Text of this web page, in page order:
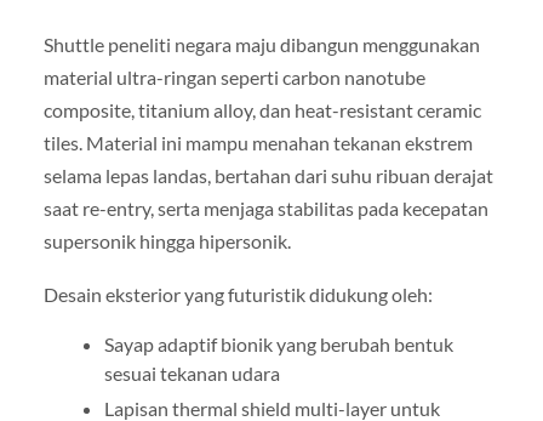
Shuttle peneliti negara maju dibangun menggunakan
material ultra-ringan seperti carbon nanotube
composite, titanium alloy, dan heat-resistant ceramic
tiles. Material ini mampu menahan tekanan ekstrem
selama lepas landas, bertahan dari suhu ribuan derajat
saat re-entry, serta menjaga stabilitas pada kecepatan
supersonik hingga hipersonik.
Desain eksterior yang futuristik didukung oleh:
Sayap adaptif bionik yang berubah bentuk
sesuai tekanan udara
Lapisan thermal shield multi-layer untuk